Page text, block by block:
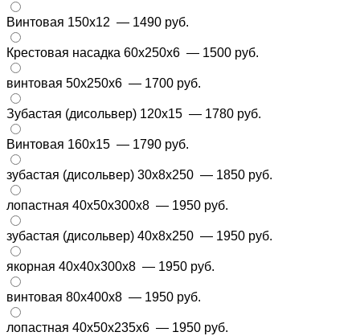
Винтовая 150х12 — 1490 руб.
Крестовая насадка 60x250x6 — 1500 руб.
винтовая 50х250х6 — 1700 руб.
Зубастая (дисольвер) 120х15 — 1780 руб.
Винтовая 160х15 — 1790 руб.
зубастая (дисольвер) 30х8х250 — 1850 руб.
лопастная 40х50х300х8 — 1950 руб.
зубастая (дисольвер) 40х8х250 — 1950 руб.
якорная 40х40х300х8 — 1950 руб.
винтовая 80х400х8 — 1950 руб.
лопастная 40х50х235х6 — 1950 руб.